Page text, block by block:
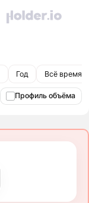
Год Всё время
Профиль объёма